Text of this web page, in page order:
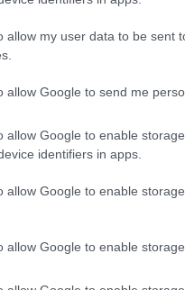
allow my user data to be sent
allow Google to send me
allow Google to enable
identifiers in apps.
allow Google to enable
allow Google to enable
ανέργων τον
τον Ιούνιο του
χρονιάς και
τον περασμένο